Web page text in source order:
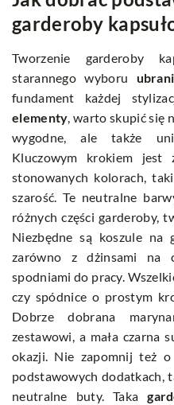
garderoby
Tworzenie garderoby
starannego wyboru
fundament każdej
elementy, warto skupić się
wygodne, ale także
Kluczowym krokiem jest
stonowanych kolorach,
szarość. Te neutralne
różnych części garderoby,
Niezbędne są koszule na
zarówno z dżinsami na
spodniami do pracy.
czy spódnice o prostym
Dobrze dobrana
zestawowi, a mała czarna
okazji. Nie zapomnij też o
podstawowych dodatkach,
neutralne buty. Taka